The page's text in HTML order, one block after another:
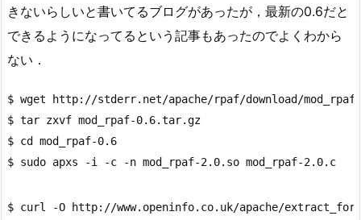
きないらしいと書いてるブログがあったが，最新の0.6だと
できるようになってるという記事もあったのでよくわから
ない．
$ wget http://stderr.net/apache/rpaf/download/
$ tar zxvf mod_rpaf-0.6.tar.gz
$ cd mod_rpaf-0.6
$ curl -O http://www.openinfo.co.uk/apache/